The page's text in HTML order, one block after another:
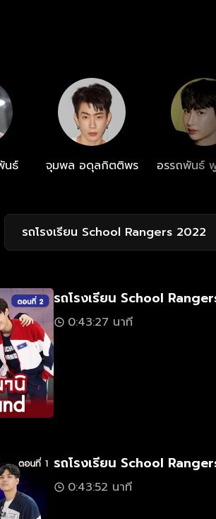
นธ์ จุมพล อดุลกิตติพร อรรถพันธ์
รถโรงเรียน School Rangers 2022
รถโรงเรียน School
0:43:27 นาที
รถโรงเรียน School
0:43:52 นาที